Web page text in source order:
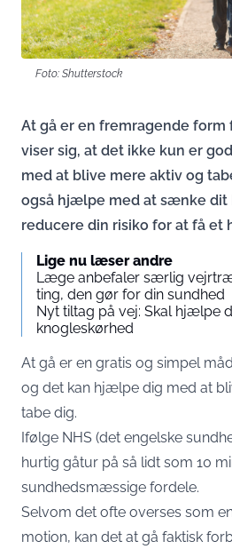
Foto: Shutterstock
At gå er en fremragende
viser sig, at det ikke kun er
med at blive mere aktiv og
også hjælpe med at sænke dit
reducere din risiko for at få et
Lige nu læser andre
Læge anbefaler særlig
ting, den gør for din sundhed
Nyt tiltag på vej: Skal hjælpe
knogleskørhed
At gå er en gratis og simpel
og det kan hjælpe dig med at
tabe dig.
Ifølge NHS (det engelske
hurtig gåtur på så lidt som 10
sundhedsmæssige fordele.
Selvom det ofte overses som
motion, kan det at gå faktisk